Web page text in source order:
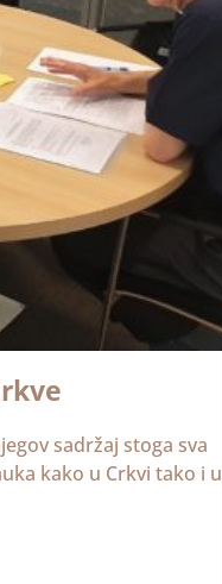
sadržaj stoga sva
kako u Crkvi tako i u